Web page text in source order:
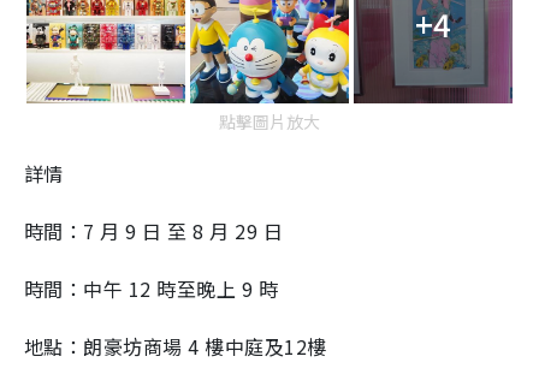
+4
點擊圖片放大
詳情
時間：7 月 9 日 至 8 月 29 日
時間：中午 12 時至晚上 9 時
地點：朗豪坊商場 4 樓中庭及12樓